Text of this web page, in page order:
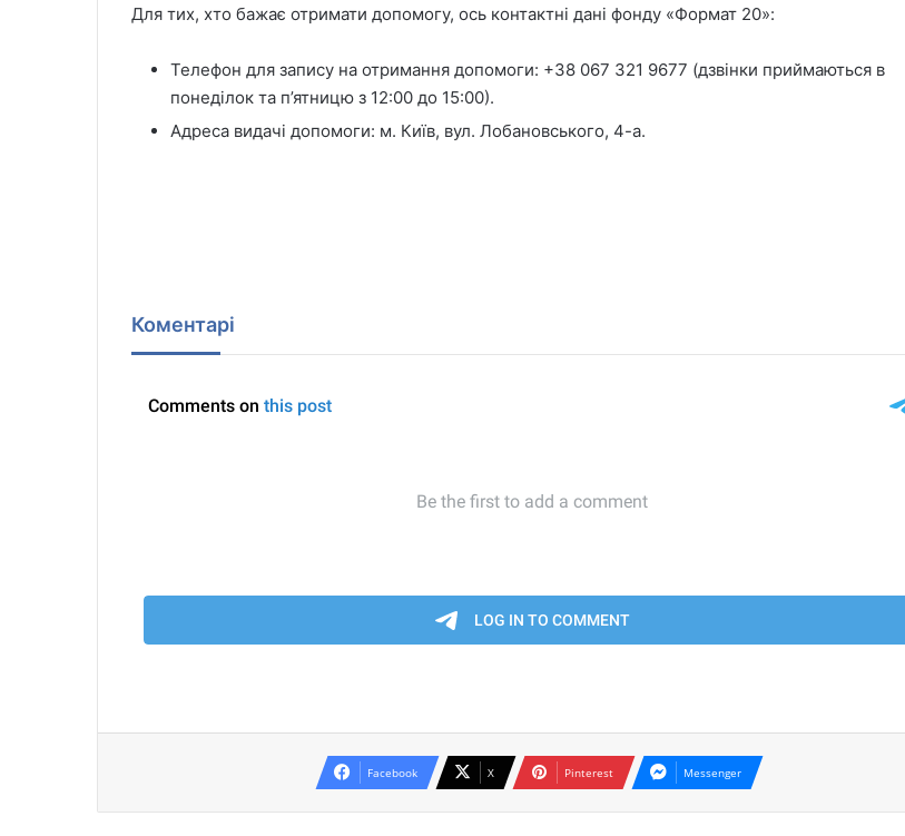
Для тих, хто бажає отримати допомогу, ось контактні дані фонду «Формат 20»:
Телефон для запису на отримання допомоги: +38 067 321 9677 (дзвінки приймаються в
понеділок та п’ятницю з 12:00 до 15:00).
Адреса видачі допомоги: м. Київ, вул. Лобановського, 4-а.
Коментарі
Facebook X Pinterest Messenger